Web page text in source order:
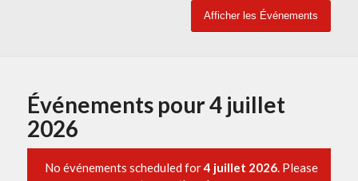
Événements pour 4 juillet
2026
No événements scheduled for4 juillet 2026. Please